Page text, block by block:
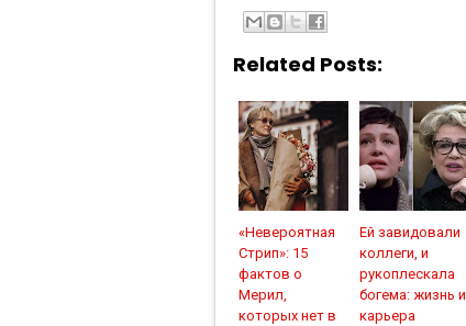
Related Posts:
«Невероятная
Стрип»: 15
фактов о
Мерил,
которых нет в
Ей завидовали
коллеги, и
рукоплескала
богема: жизнь и
карьера